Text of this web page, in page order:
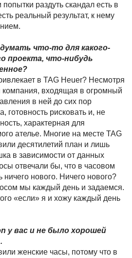
раздуть скандал есть в
реальный результат, к нему
что-то для какого-
проекта, что-нибудь
в TAG Heuer? Несмотря
компания, входящая в огромный
в ней до сих пор
готовность рисковать и, не
характерная для
ателье. Многие на месте TAG
десятилетий план и лишь
в зависимости от данных
отвечали бы, что в часовом
ничего нового. Ничего нового?
мы каждый день и задаемся.
«если» я и хожу каждый день
у вас и не было хорошей
женские часы, потому что в